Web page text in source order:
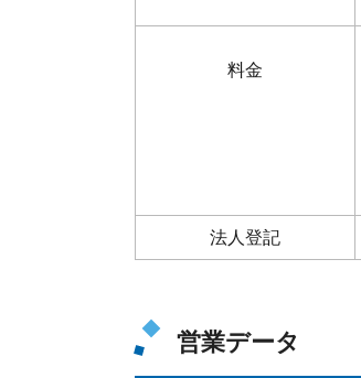
料金
法人登記
営業データ